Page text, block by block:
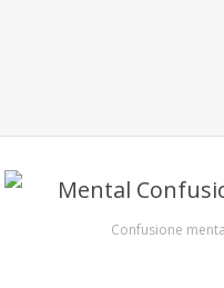
Confusione